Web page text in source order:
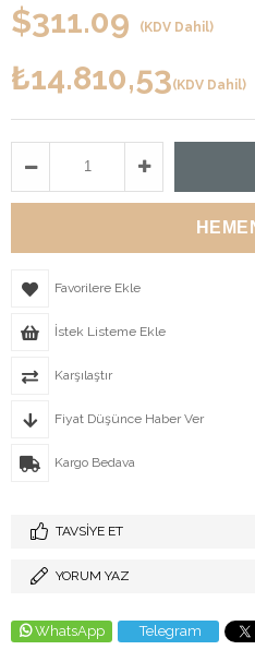
$311.09 (KDV Dahil)
₺14.810,53(KDV Dahil)
Favorilere Ekle
İstek Listeme Ekle
Karşılaştır
Fiyat Düşünce Haber Ver
Kargo Bedava
TAVSIYE ET
YORUM YAZ
WhatsApp Telegram